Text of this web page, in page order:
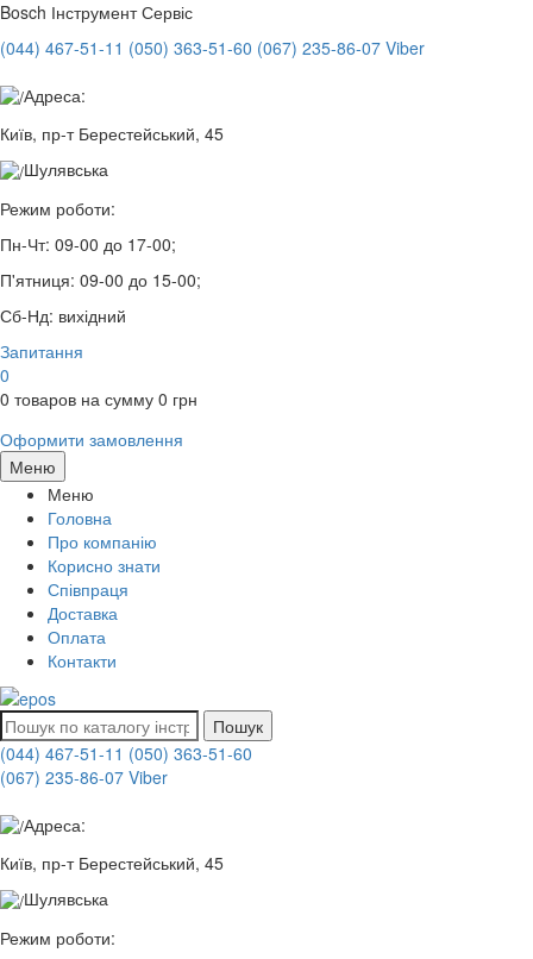
Bosch Інструмент Сервіс
(044) 467-51-11 (050) 363-51-60 (067) 235-86-07 Viber
Адреса:
Київ, пр-т Берестейський, 45
Шулявська
Режим роботи:
Пн-Чт: 09-00 до 17-00;
П'ятниця: 09-00 до 15-00;
Сб-Нд: вихідний
Запитання
0
0 товаров на сумму 0 грн
Оформити замовлення
Меню
Меню
Головна
Про компанію
Корисно знати
Співпраця
Доставка
Оплата
Контакти
Пошук
(044) 467-51-11 (050) 363-51-60
(067) 235-86-07 Viber
Адреса:
Київ, пр-т Берестейський, 45
Шулявська
Режим роботи: